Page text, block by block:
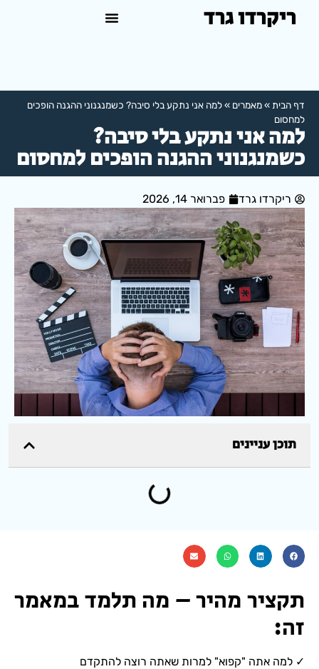
ריקרדו גרד
דף הבית »מאמרים »למה אני נתקע בלי סיבה? כשמנגנוני ההגנה הופכים
למחסום
למה אני נתקע בלי סיבה?
כשמנגנוני ההגנה הופכים למחסום
ריקרדו גרד פברואר 14, 2026
תוכן עניינים
תקציר מהיר – מה תלמד במאמר
זה:
✓ למה אתה "קפוא" למרות שאתה רוצה להתקדם